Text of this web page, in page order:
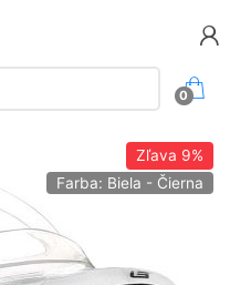
0
Zľava 9%
Farba: Biela - Čierna